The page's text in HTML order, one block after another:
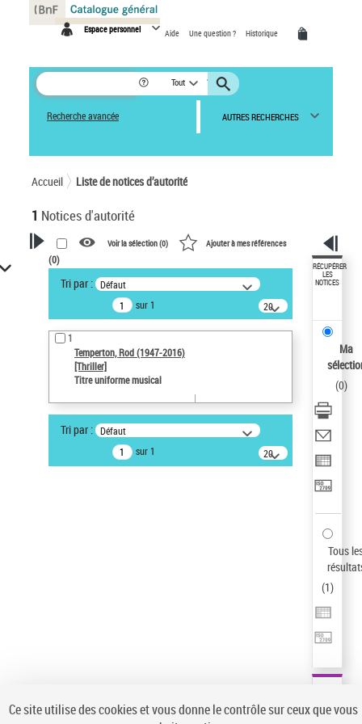
Espace personnel Aide Une question ? Historique
Tout
Recherche avancée AUTRES RECHERCHES
Accueil Liste de notices d’autorité
1 Notices d'autorité
VOTRE RECHERCHE
Recherche avancée dans les
notices d’autorité
Œuvres liées à l'auteur :
Temperton, Rod (1947-2016)
Sauvegarder votre recherche
AFFINER
Type de notice d'autorité
Voir la sélection (0) Ajouter à mes références
(0)
Tri par : Défaut
sur 1
20
résultats/page
1
Temperton, Rod (1947-2016)
[Thriller]
Titre uniforme musical
Tri par : Défaut
sur 1
20
résultats/page
RÉCUPÉRER
LES
NOTICES
Ma
(0)
Tous
(1)
Panneau de gestion des cookies
Ce site utilise des cookies et vous donne le contrôle sur ceux que vous